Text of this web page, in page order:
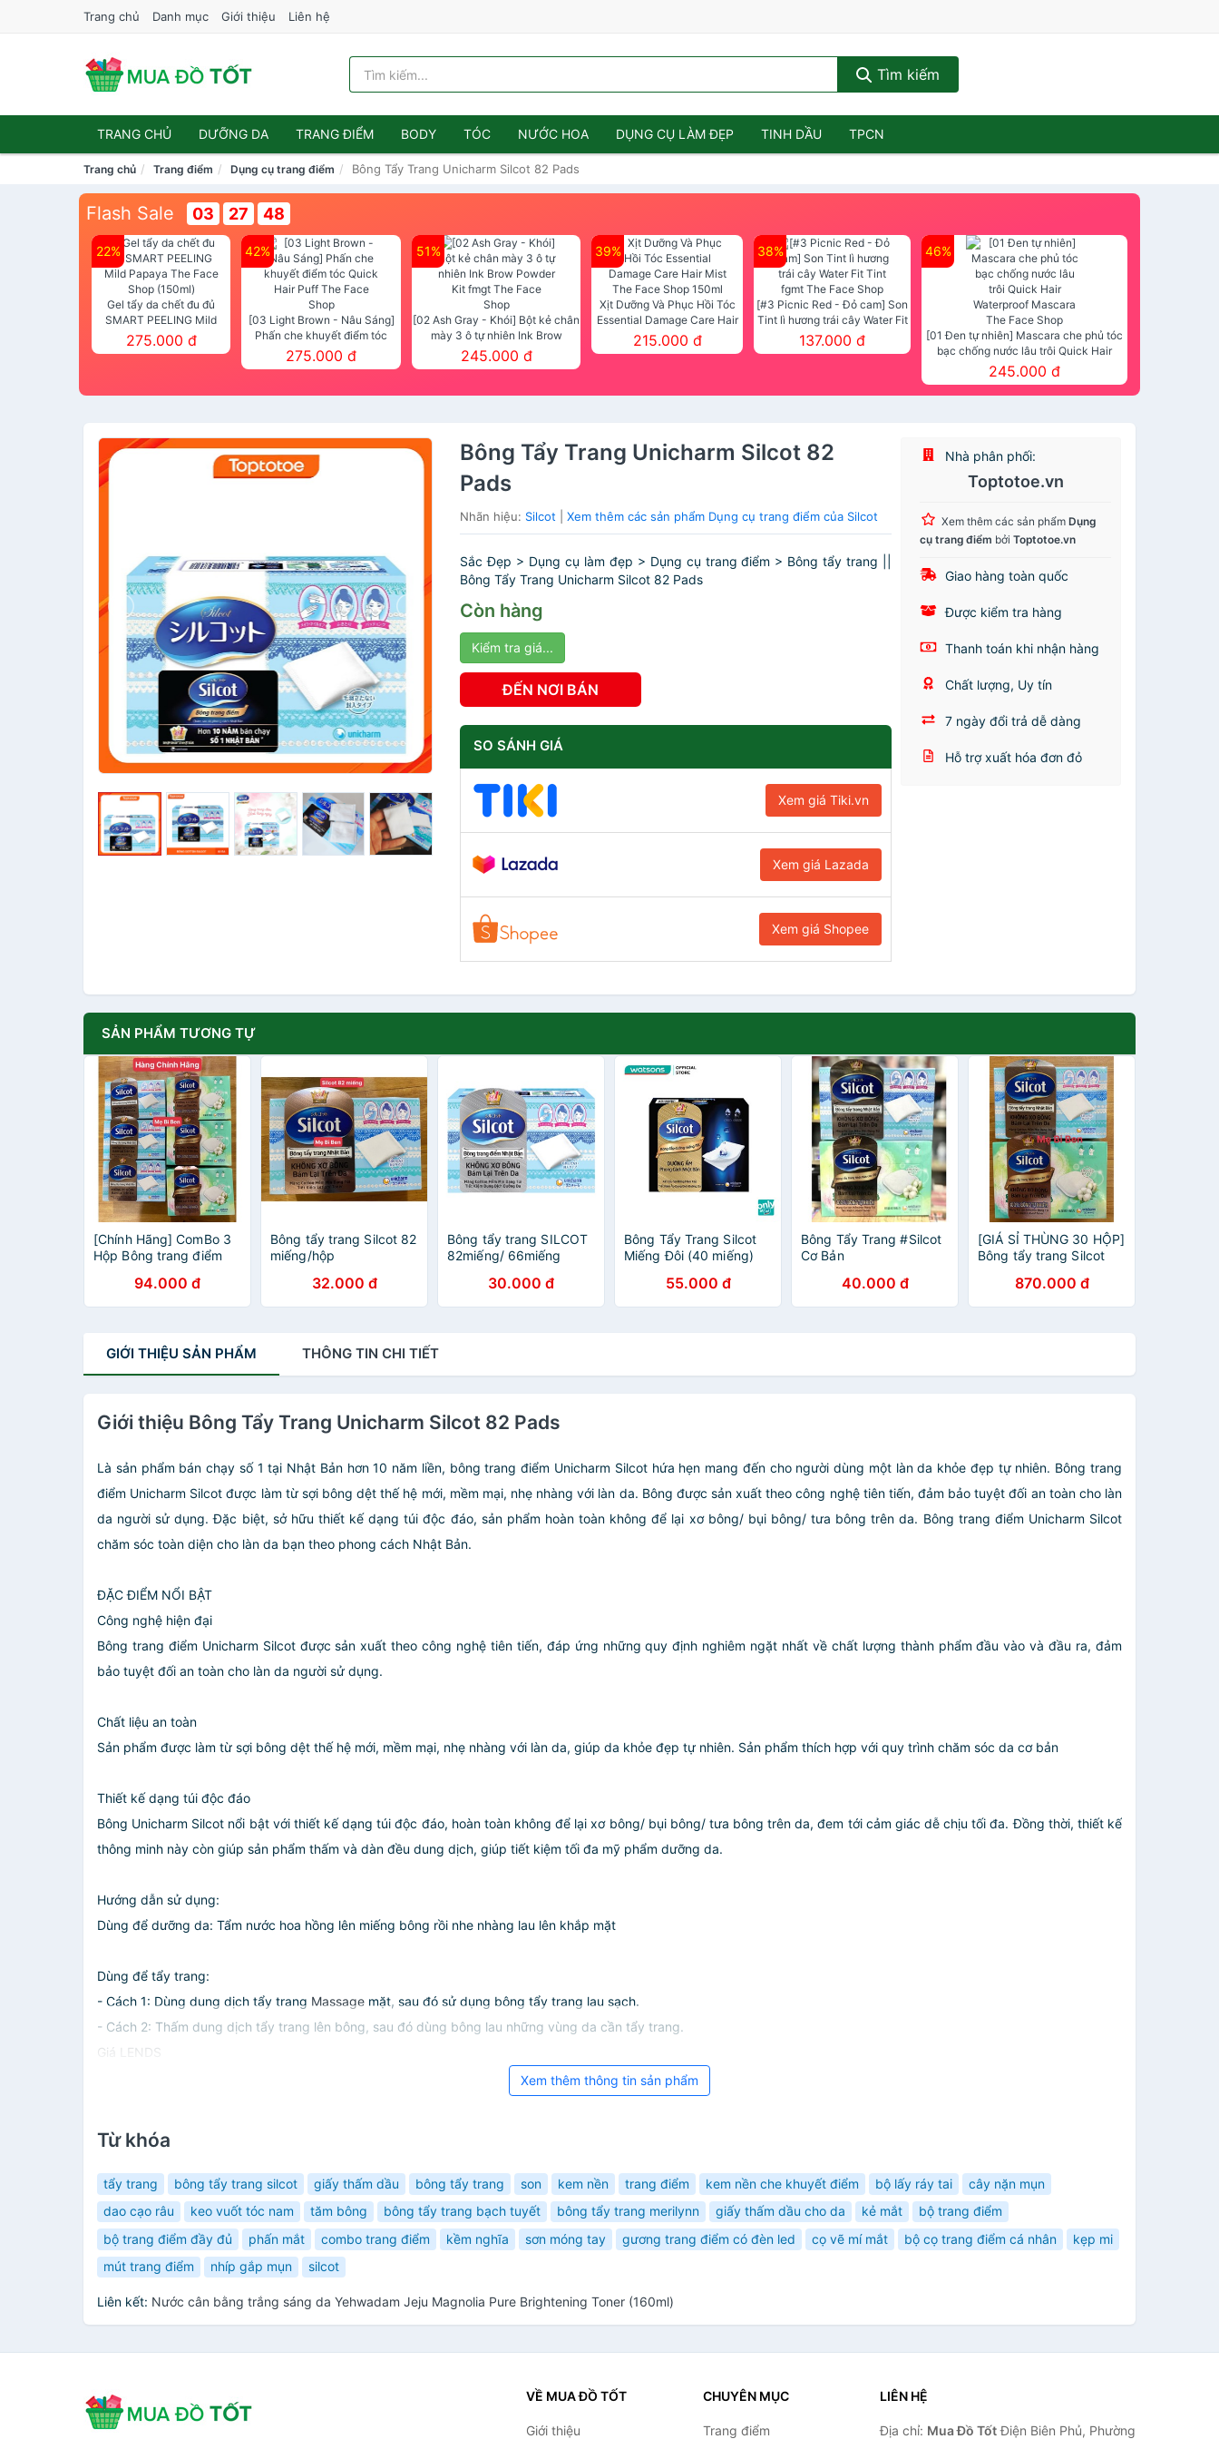
Trang chủ Danh mục Giới thiệu Liên hệ
Tìm kiếm
TRANG CHỦ DƯỠNG DA TRANG ĐIỂM BODY TÓC NƯỚC HOA DỤNG CỤ LÀM ĐẸP TINH DẦU TPCN
Trang chủ Trang điểm Dụng cụ trang điểm Bông Tẩy Trang Unicharm Silcot 82 Pads
Flash Sale 03 27 48
22%
Gel tẩy da chết đu đủ
SMART PEELING Mild
Papaya The Face Shop
(150ml)
275.000 đ
42%
[03 Light Brown - Nâu Sáng]
Phấn che khuyết điểm tóc
Quick Hair Puff The Face Shop
275.000 đ
51%
[02 Ash Gray - Khói] Bột kẻ chân
mày 3 ô tự nhiên Ink Brow
Powder Kit fmgt The Face Shop
245.000 đ
39%
Xịt Dưỡng Và Phục Hồi Tóc
Essential Damage Care Hair
Mist The Face Shop 150ml
215.000 đ
38%
[#3 Picnic Red - Đỏ cam] Son
Tint lì hương trái cây Water Fit
Tint fgmt The Face Shop
137.000 đ
46%
[01 Đen tự nhiên] Mascara che phủ tóc
bạc chống nước lâu trôi Quick Hair
Waterproof Mascara The Face Shop
245.000 đ
Bông Tẩy Trang Unicharm Silcot 82
Pads
Nhãn hiệu: Silcot |Xem thêm các sản phẩm Dụng cụ trang điểm của Silcot
Sắc Đẹp > Dụng cụ làm đẹp > Dụng cụ trang điểm > Bông tẩy trang ||
Bông Tẩy Trang Unicharm Silcot 82 Pads
Còn hàng
Kiểm tra giá...
ĐẾN NƠI BÁN
SO SÁNH GIÁ
Xem giá Tiki.vn
Xem giá Lazada
Xem giá Shopee
Nhà phân phối:
Toptotoe.vn
Xem thêm các sản phẩmDụng
cụ trang điểm bởiToptotoe.vn
Giao hàng toàn quốc
Được kiểm tra hàng
Thanh toán khi nhận hàng
Chất lượng, Uy tín
7 ngày đổi trả dễ dàng
Hỗ trợ xuất hóa đơn đỏ
SẢN PHẨM TƯƠNG TỰ
[Chính Hãng] ComBo 3
Hộp Bông trang điểm
82/66 miếng/hộp
94.000 đ
Bông tẩy trang Silcot 82
miếng/hộp
32.000 đ
Bông tẩy trang SILCOT
82miếng/ 66miếng
30.000 đ
Bông Tẩy Trang Silcot
Miếng Đôi (40 miếng)
55.000 đ
Bông Tẩy Trang #Silcot
Cơ Bản
40.000 đ
[GIÁ SỈ THÙNG 30 HỘP]
Bông tẩy trang Silcot
870.000 đ
GIỚI THIỆU SẢN PHẨM THÔNG TIN CHI TIẾT
Giới thiệu Bông Tẩy Trang Unicharm Silcot 82 Pads
Là sản phẩm bán chạy số 1 tại Nhật Bản hơn 10 năm liền, bông trang điểm Unicharm Silcot hứa hẹn mang đến cho người dùng một làn da khỏe đẹp tự nhiên. Bông trang
điểm Unicharm Silcot được làm từ sợi bông dệt thế hệ mới, mềm mại, nhẹ nhàng với làn da. Bông được sản xuất theo công nghệ tiên tiến, đảm bảo tuyệt đối an toàn cho làn
da người sử dụng. Đặc biệt, sở hữu thiết kế dạng túi độc đáo, sản phẩm hoàn toàn không để lại xơ bông/ bụi bông/ tưa bông trên da. Bông trang điểm Unicharm Silcot
chăm sóc toàn diện cho làn da bạn theo phong cách Nhật Bản.
ĐẶC ĐIỂM NỔI BẬT
Công nghệ hiện đại
Bông trang điểm Unicharm Silcot được sản xuất theo công nghệ tiên tiến, đáp ứng những quy định nghiêm ngặt nhất về chất lượng thành phẩm đầu vào và đầu ra, đảm
bảo tuyệt đối an toàn cho làn da người sử dụng.
Chất liệu an toàn
Sản phẩm được làm từ sợi bông dệt thế hệ mới, mềm mại, nhẹ nhàng với làn da, giúp da khỏe đẹp tự nhiên. Sản phẩm thích hợp với quy trình chăm sóc da cơ bản
Thiết kế dạng túi độc đáo
Bông Unicharm Silcot nổi bật với thiết kế dạng túi độc đáo, hoàn toàn không để lại xơ bông/ bụi bông/ tưa bông trên da, đem tới cảm giác dễ chịu tối đa. Đồng thời, thiết kế
thông minh này còn giúp sản phẩm thấm và dàn đều dung dịch, giúp tiết kiệm tối đa mỹ phẩm dưỡng da.
Hướng dẫn sử dụng:
Dùng để dưỡng da: Tẩm nước hoa hồng lên miếng bông rồi nhe nhàng lau lên khắp mặt
Dùng để tẩy trang:
- Cách 1: Dùng dung dịch tẩy trang Massage mặt, sau đó sử dụng bông tẩy trang lau sạch.
- Cách 2: Thấm dung dịch tẩy trang lên bông, sau đó dùng bông lau những vùng da cần tẩy trang.
Giá LENDS
Xem thêm thông tin sản phẩm
Từ khóa
tẩy trang bông tẩy trang silcot giấy thấm dầu bông tẩy trang son kem nền trang điểm kem nền che khuyết điểm bộ lấy ráy tai
cây nặn mụn
dao cạo râu
keo vuốt tóc nam tăm bông bông tẩy trang bạch tuyết bông tẩy trang merilynn giấy thấm dầu cho da kẻ mắt
bộ trang điểm
bộ trang điểm đầy đủ
phấn mắt combo trang điểm kềm nghĩa sơn móng tay gương trang điểm có đèn led cọ vẽ mí mắt bộ cọ trang điểm cá nhân
kẹp mi
mút trang điểm
nhíp gắp mụn silcot
Liên kết: Nước cân bằng trắng sáng da Yehwadam Jeju Magnolia Pure Brightening Toner (160ml)
VỀ MUA ĐỒ TỐT
Giới thiệu
CHUYÊN MỤC
Trang điểm
LIÊN HỆ
Địa chỉ: Mua Đồ TốtĐiện Biên Phủ, Phường